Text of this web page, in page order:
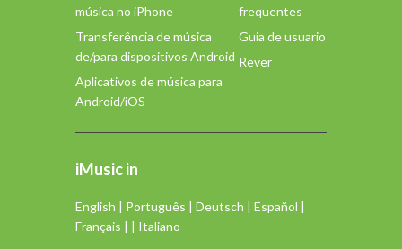
música no iPhone
Transferência de música
de/para dispositivos Android
Aplicativos de música para
Android/iOS
frequentes
Guia de usuario
Rever
iMusic in
English | Português | Deutsch | Español |
Français | | Italiano